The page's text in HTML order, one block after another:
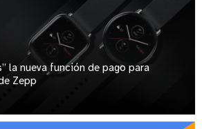
la nueva función de pago para
Zepp